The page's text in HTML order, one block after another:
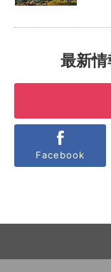
最新
Facebook